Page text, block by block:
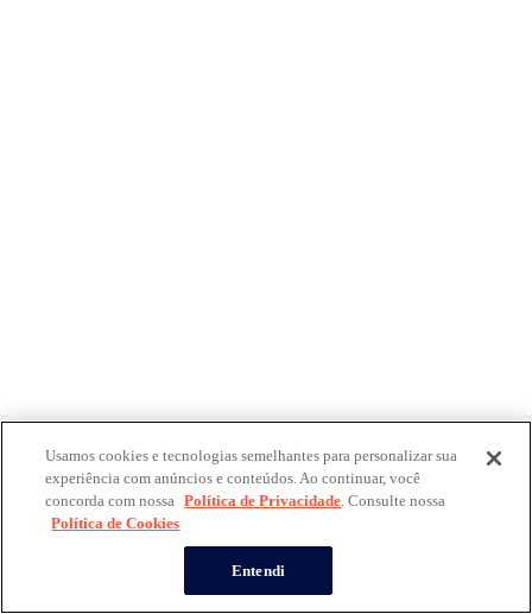
Usamos cookies e tecnologias semelhantes para personalizar sua
experiência com anúncios e conteúdos. Ao continuar, você
concorda com nossa Política de Privacidade. Consulte nossa
Política de Cookies
Entendi